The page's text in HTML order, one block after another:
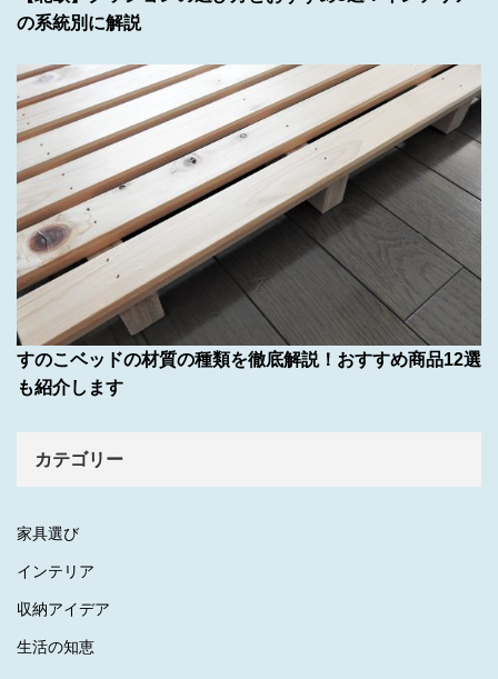
の系統別に解説
すのこベッドの材質の種類を徹底解説！おすすめ商品12選
も紹介します
カテゴリー
家具選び
インテリア
収納アイデア
生活の知恵